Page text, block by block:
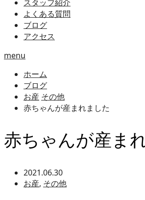
スタッフ紹介
よくある質問
ブログ
アクセス
menu
ホーム
ブログ
お産 その他
赤ちゃんが産まれました
赤ちゃんが産ま
2021.06.30
お産, その他